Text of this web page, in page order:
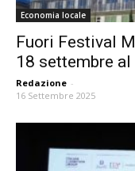
Economia locale
Fuori Festival
18 settembre al
Redazione -
16 Settembre 2025